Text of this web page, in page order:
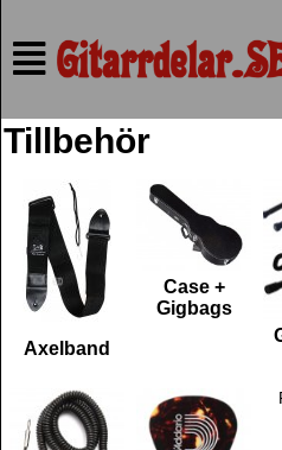
Tillbehör
Axelband
Case +
Gigbags